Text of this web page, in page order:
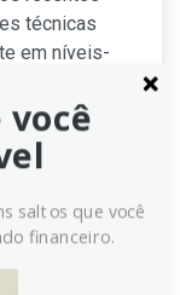
técnicas
em níveis-
de sinais
aos
você
saltos que você
financeiro.